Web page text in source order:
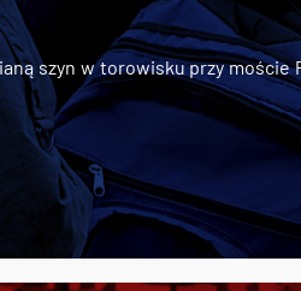
szyn w torowisku przy